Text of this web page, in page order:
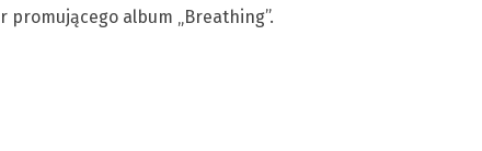
promującego album „Breathing”.